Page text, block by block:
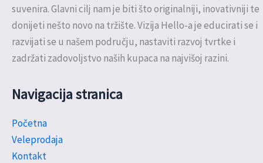
suvenira. Glavni cilj nam je biti što originalniji, inovativniji te
donijeti nešto novo na tržište. Vizija Hello-a je educirati se i
razvijati se u našem području, nastaviti razvoj tvrtke i
zadržati zadovoljstvo naših kupaca na najvišoj razini.
Navigacija stranica
Početna
Veleprodaja
Kontakt